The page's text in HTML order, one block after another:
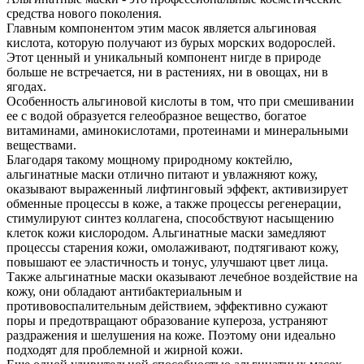
средства нового поколения.
Главным компонентом этим масок является альгиновая
кислота, которую получают из бурых морских водорослей.
Этот ценный и уникальный компонент нигде в природе
больше не встречается, ни в растениях, ни в овощах, ни в
ягодах.
Особенность альгиновой кислоты в том, что при смешивании
ее с водой образуется гелеобразное вещество, богатое
витаминами, аминокислотами, протеинами и минеральными
веществами.
Благодаря такому мощному природному коктейлю,
альгинатные маски отлично питают и увлажняют кожу,
оказывают выраженный лифтинговый эффект, активизирует
обменные процессы в коже, а также процессы регенерации,
стимулируют синтез коллагена, способствуют насыщению
клеток кожи кислородом. Альгинатные маски замедляют
процессы старения кожи, омолаживают, подтягивают кожу,
повышают ее эластичность и тонус, улучшают цвет лица.
Также альгинатные маски оказывают лечебное воздействие на
кожу, они обладают антибактериальным и
противовоспалительным действием, эффективно сужают
поры и предотвращают образование купероза, устраняют
раздражения и шелушения на коже. Поэтому они идеально
подходят для проблемной и жирной кожи.